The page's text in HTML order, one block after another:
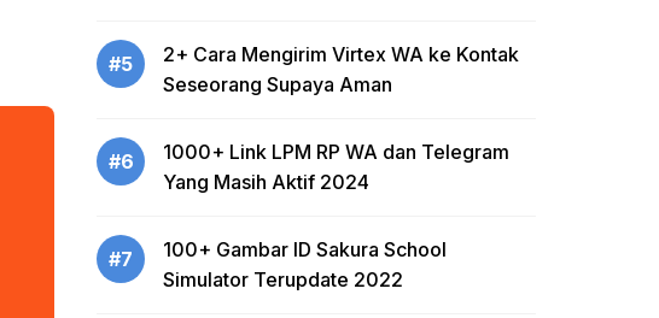
#5
2+ Cara Mengirim Virtex WA ke Kontak
Seseorang Supaya Aman
#6
1000+ Link LPM RP WA dan Telegram
Yang Masih Aktif 2024
#7
100+ Gambar ID Sakura School
Simulator Terupdate 2022